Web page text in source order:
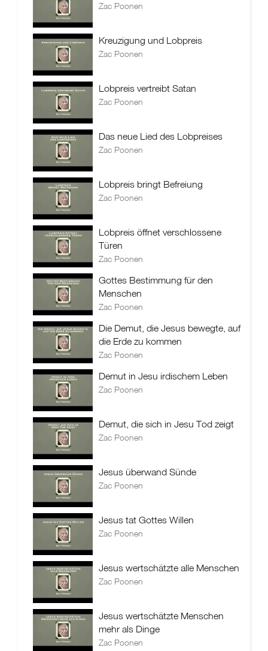
Zac Poonen
Kreuzigung und Lobpreis
Zac Poonen
Lobpreis vertreibt Satan
Zac Poonen
Das neue Lied des Lobpreises
Zac Poonen
Lobpreis bringt Befreiung
Zac Poonen
Lobpreis öffnet verschlossene
Türen
Zac Poonen
Gottes Bestimmung für den
Menschen
Zac Poonen
Die Demut, die Jesus bewegte, auf
die Erde zu kommen
Zac Poonen
Demut in Jesu irdischem Leben
Zac Poonen
Demut, die sich in Jesu Tod zeigt
Zac Poonen
Jesus überwand Sünde
Zac Poonen
Jesus tat Gottes Willen
Zac Poonen
Jesus wertschätzte alle Menschen
Zac Poonen
Jesus wertschätzte Menschen
mehr als Dinge
Zac Poonen